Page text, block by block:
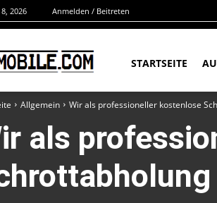
2026 Anmelden / Beitreten
STARTSEITE
Allgemein Wir als professioneller kostenlose
als